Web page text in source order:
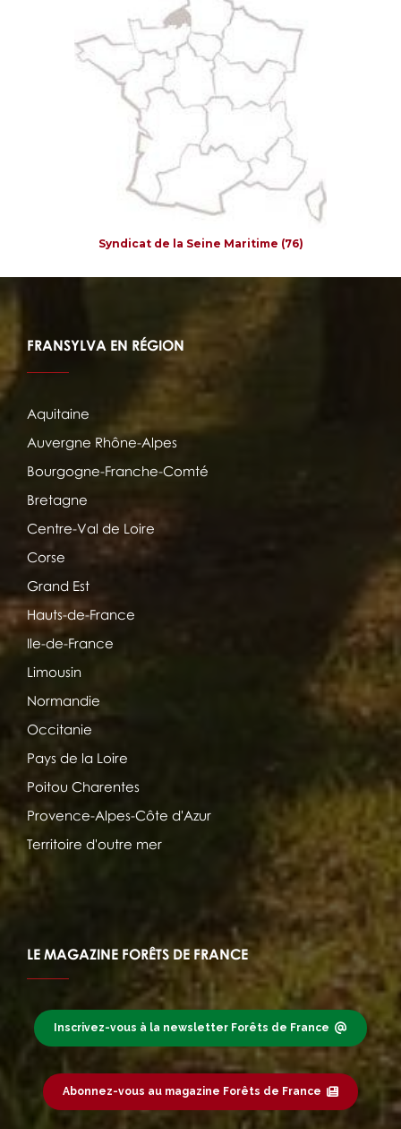
Syndicat de la Seine Maritime (76)
FRANSYLVA EN RÉGION
Aquitaine
Auvergne Rhône-Alpes
Bourgogne-Franche-Comté
Bretagne
Centre-Val de Loire
Corse
Grand Est
Hauts-de-France
Ile-de-France
Limousin
Normandie
Occitanie
Pays de la Loire
Poitou Charentes
Provence-Alpes-Côte d'Azur
Territoire d'outre mer
LE MAGAZINE FORÊTS DE FRANCE
Inscrivez-vous à la newsletter Forêts de France
Abonnez-vous au magazine Forêts de France